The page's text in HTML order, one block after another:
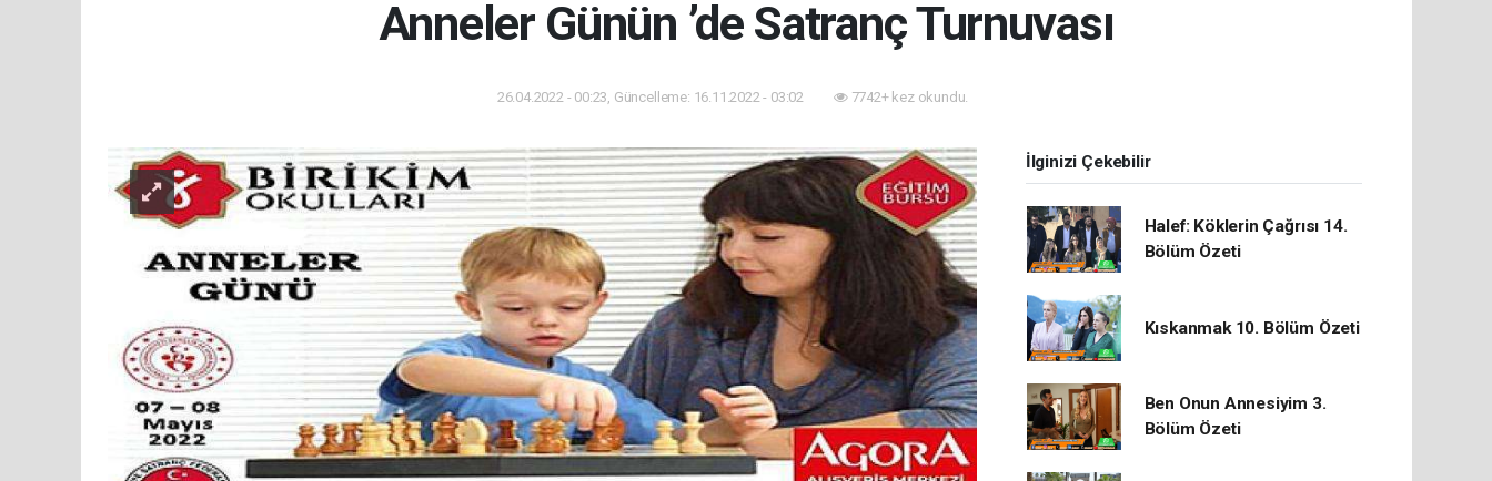
Anneler Günün ’de Satranç Turnuvası
26.04.2022 - 00:23, Güncelleme: 16.11.2022 - 03:02 7742+ kez okundu.
İlginizi Çekebilir
Halef: Köklerin Çağrısı 14.
Bölüm Özeti
Kıskanmak 10. Bölüm Özeti
Ben Onun Annesiyim 3.
Bölüm Özeti